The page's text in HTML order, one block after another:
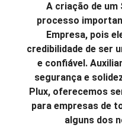
A criação de
processo
Empresa, pois
credibilidade de ser
e confiável.
segurança e
Plux, oferecemos
para empresas de
alguns dos